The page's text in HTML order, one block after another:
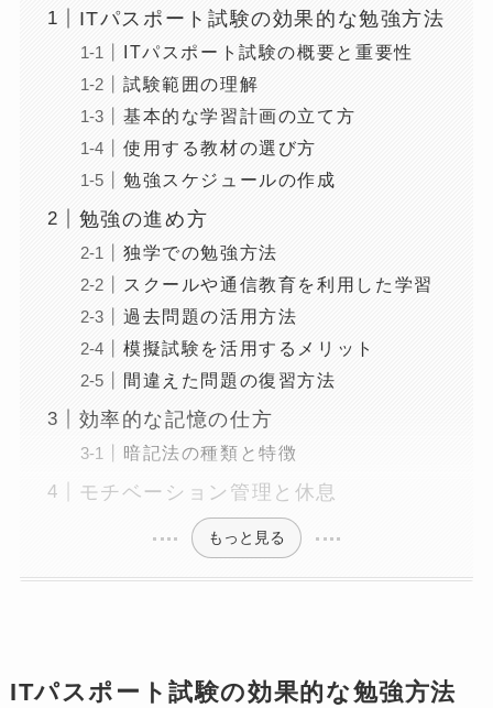
ITパスポート試験の効果的な勉強方法
ITパスポート試験の概要と重要性
試験範囲の理解
基本的な学習計画の立て方
使用する教材の選び方
勉強スケジュールの作成
勉強の進め方
独学での勉強方法
スクールや通信教育を利用した学習
過去問題の活用方法
模擬試験を活用するメリット
間違えた問題の復習方法
効率的な記憶の仕方
暗記法の種類と特徴
モチベーション管理と休息
もっと見る
ITパスポート試験の効果的な勉強方法